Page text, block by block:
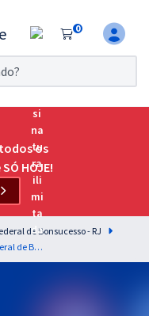
0
da
os
HOJE!
de Bonsucesso - RJ
GHC - Grupo Hospitalar Conceição - Hospital Federal de Bonsucesso - RJ - Administrador